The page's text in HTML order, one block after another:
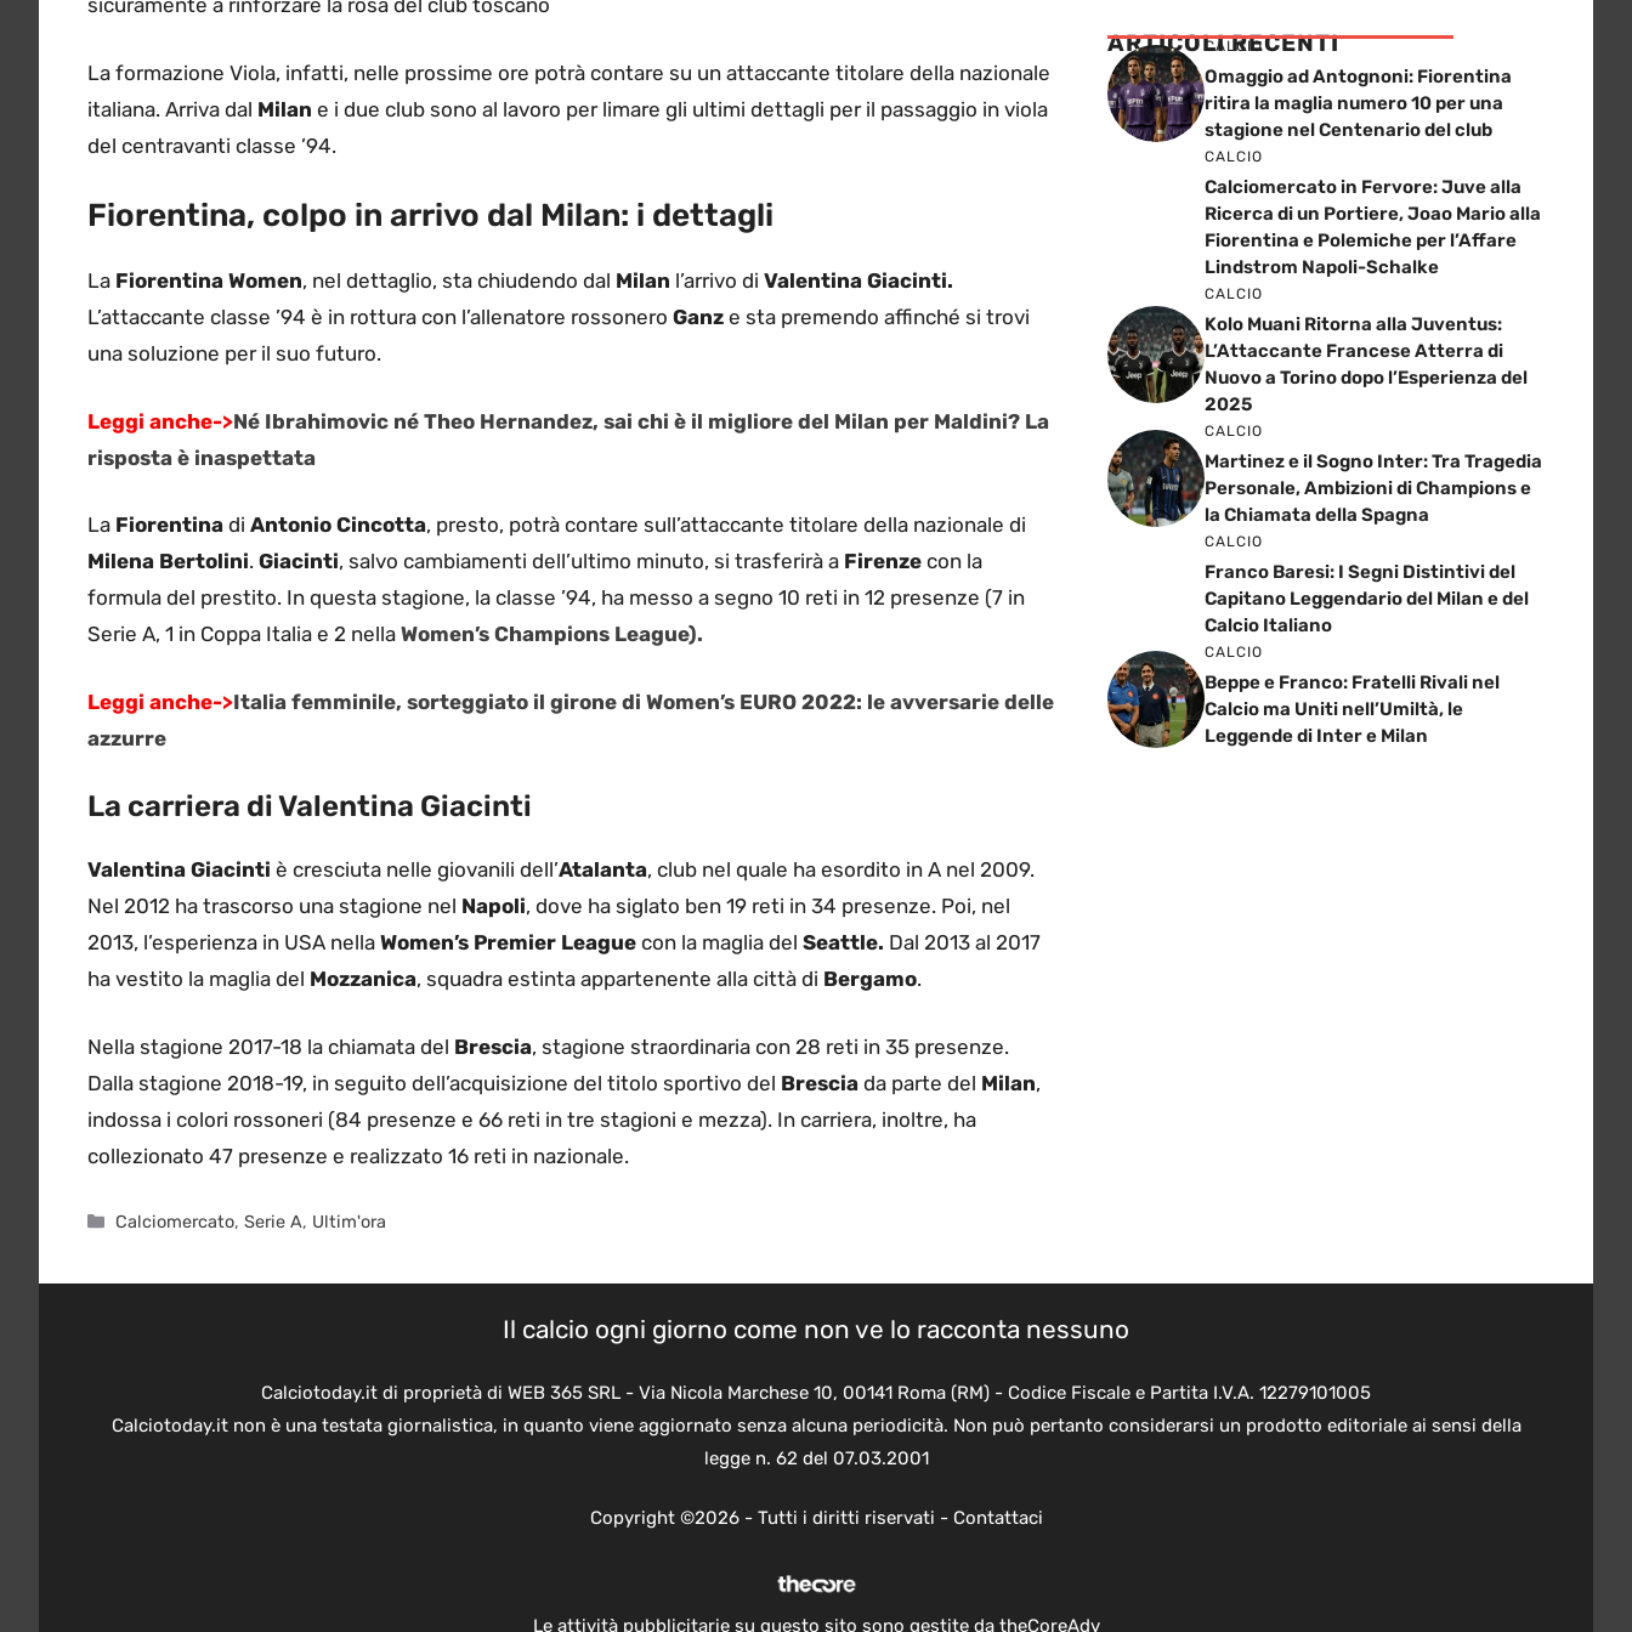
sicuramente a rinforzare la rosa del club toscano
La formazione Viola, infatti, nelle prossime ore potrà contare su un attaccante titolare della nazionale
italiana. Arriva dal Milan e i due club sono al lavoro per limare gli ultimi dettagli per il passaggio in viola
del centravanti classe ’94.
Fiorentina, colpo in arrivo dal Milan: i dettagli
La Fiorentina Women, nel dettaglio, sta chiudendo dal Milan l’arrivo di Valentina Giacinti.
L’attaccante classe ’94 è in rottura con l’allenatore rossonero Ganz e sta premendo affinché si trovi
una soluzione per il suo futuro.
Leggi anche->Né Ibrahimovic né Theo Hernandez, sai chi è il migliore del Milan per Maldini? La
risposta è inaspettata
La Fiorentina di Antonio Cincotta, presto, potrà contare sull’attaccante titolare della nazionale di
Milena Bertolini. Giacinti, salvo cambiamenti dell’ultimo minuto, si trasferirà a Firenze con la
formula del prestito. In questa stagione, la classe ’94, ha messo a segno 10 reti in 12 presenze (7 in
Serie A, 1 in Coppa Italia e 2 nella Women’s Champions League).
Leggi anche->Italia femminile, sorteggiato il girone di Women’s EURO 2022: le avversarie delle
azzurre
La carriera di Valentina Giacinti
Valentina Giacinti è cresciuta nelle giovanili dell’Atalanta, club nel quale ha esordito in A nel 2009.
Nel 2012 ha trascorso una stagione nel Napoli, dove ha siglato ben 19 reti in 34 presenze. Poi, nel
2013, l’esperienza in USA nella Women’s Premier League con la maglia del Seattle. Dal 2013 al 2017
ha vestito la maglia del Mozzanica, squadra estinta appartenente alla città di Bergamo.
Nella stagione 2017-18 la chiamata del Brescia, stagione straordinaria con 28 reti in 35 presenze.
Dalla stagione 2018-19, in seguito dell’acquisizione del titolo sportivo del Brescia da parte del Milan,
indossa i colori rossoneri (84 presenze e 66 reti in tre stagioni e mezza). In carriera, inoltre, ha
collezionato 47 presenze e realizzato 16 reti in nazionale.
Categorie
Calciomercato,Serie A, Ultim'ora
ARTICOLI RECENTI
CALCIO
Omaggio ad Antognoni: Fiorentina
ritira la maglia numero 10 per una
stagione nel Centenario del club
CALCIO
Calciomercato in Fervore: Juve alla
Ricerca di un Portiere, Joao Mario alla
Fiorentina e Polemiche per l’Affare
Lindstrom Napoli-Schalke
CALCIO
Kolo Muani Ritorna alla Juventus:
L’Attaccante Francese Atterra di
Nuovo a Torino dopo l’Esperienza del
2025
CALCIO
Martinez e il Sogno Inter: Tra Tragedia
Personale, Ambizioni di Champions e
la Chiamata della Spagna
CALCIO
Franco Baresi: I Segni Distintivi del
Capitano Leggendario del Milan e del
Calcio Italiano
CALCIO
Beppe e Franco: Fratelli Rivali nel
Calcio ma Uniti nell’Umiltà, le
Leggende di Inter e Milan
Il calcio ogni giorno come non ve lo racconta nessuno
Calciotoday.it di proprietà di WEB 365 SRL - Via Nicola Marchese 10, 00141 Roma (RM) - Codice Fiscale e Partita I.V.A. 12279101005
Calciotoday.it non è una testata giornalistica, in quanto viene aggiornato senza alcuna periodicità. Non può pertanto considerarsi un prodotto editoriale ai sensi della
legge n. 62 del 07.03.2001
Copyright ©2026 - Tutti i diritti riservati - Contattaci
Le attività pubblicitarie su questo sito sono gestite da theCoreAdv